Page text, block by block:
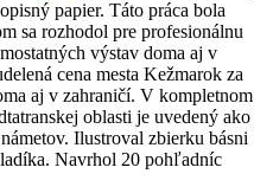
papier. Táto práca bola
sa rozhodol pre profesionálnu
výstav doma aj v
cena mesta Kežmarok za
aj v zahraničí. V kompletnom
oblasti je uvedený ako
Ilustroval zbierku básni
Navrhol 20 pohľadníc